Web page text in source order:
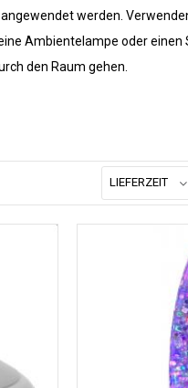
werden.
Ambientelampe oder
den Raum gehen.
LIEFERZEIT